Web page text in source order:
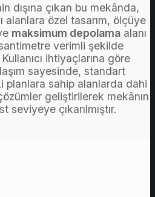
dışına çıkan bu mekânda,
alanlara özel tasarım, ölçüye
maksimum depolama alanı
verimli şekilde
Kullanıcı ihtiyaçlarına göre
sayesinde, standart
planlara sahip alanlarda dahi
geliştirilerek mekânın
seviyeye çıkarılmıştır.